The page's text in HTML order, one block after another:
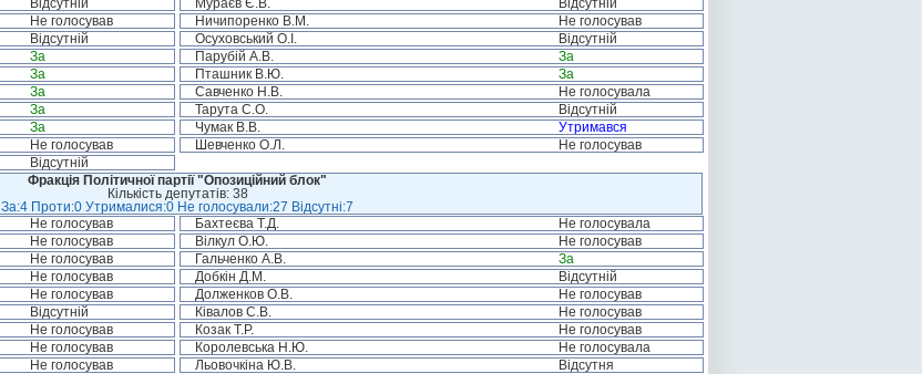
Відсутній Мураєв Є.В.
Відсутній
Не голосував Ничипоренко В.М.
Не голосував
Відсутній Осуховський О.І.
Відсутній
За Парубій А.В.
За
За Пташник В.Ю.
За
За Савченко Н.В.
Не голосувала
За Тарута С.О.
Відсутній
За Чумак В.В.
Утримався
Не голосував Шевченко О.Л.
Не голосував
Відсутній
Фракція Політичної партії "Опозиційний блок"
Кількість депутатів: 38
За:4 Проти:0 Утрималися:0 Не голосували:27 Відсутні:7
Не голосував Бахтеєва Т.Д.
Не голосувала
Не голосував Вілкул О.Ю.
Не голосував
Не голосував Гальченко А.В.
За
Не голосував Добкін Д.М.
Відсутній
Не голосував Долженков О.В.
Не голосував
Відсутній Ківалов С.В.
Не голосував
Не голосував Козак Т.Р.
Не голосував
Не голосував Королевська Н.Ю.
Не голосувала
Не голосував Льовочкіна Ю.В.
Відсутня